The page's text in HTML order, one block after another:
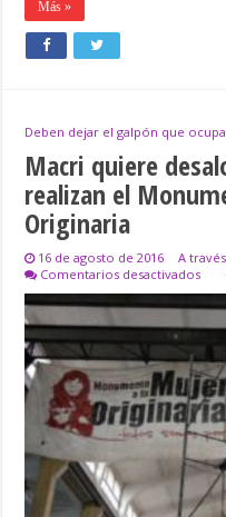
Más »
Deben dejar el galpón que
Macri quiere
realizan el
Originaria
16 de agosto de 2016 A
Comentarios desactivadosen
los
que
el
a
la